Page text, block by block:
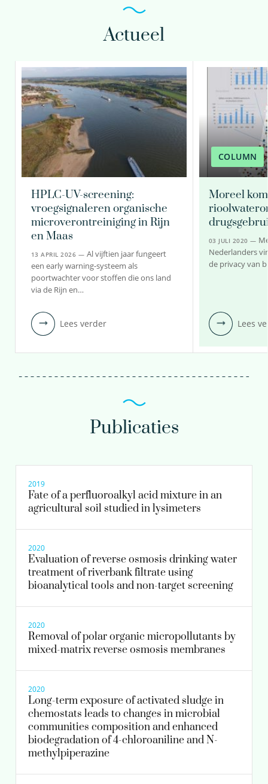
ing. Erik Emke
030-6069691
Erik.Emke@kwrwater.nl
bekijk profiel
Actueel
HPLC-UV-screening:
vroegsignaleren organische
microverontreiniging in Rijn
en Maas
13 APRIL 2026 — Al vijftien jaar fungeert
een early warning-systeem als
poortwachter voor stoffen die ons land
via de Rijn en…
Lees verder
COLUMN
Moreel
03 JULI 2020 —
Nederlanders
de privacy van
Lees
Publicaties
2019
Fate of a perfluoroalkyl acid mixture in an
agricultural soil studied in lysimeters
2020
Evaluation of reverse osmosis drinking water
treatment of riverbank filtrate using
bioanalytical tools and non-target screening
2020
Removal of polar organic micropollutants by
mixed-matrix reverse osmosis membranes
2020
Long-term exposure of activated sludge in
chemostats leads to changes in microbial
communities composition and enhanced
biodegradation of 4-chloroaniline and N-
methylpiperazine